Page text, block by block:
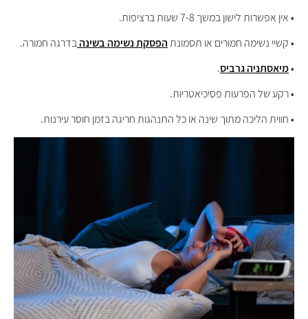
• אין אפשרות לישון במשך 7-8 שעות ברציפות.
• קשיי נשימה חמורים או תסמונתהפסקת נשימה בשינהבדרגה חמורה.
•מיאסתניה גרביס.
• רקע של הפרעות פסיכיאטריות.
• חווית הליכה מתוך שינה או כל התנהגות חריגה בזמן חוסר עירנות.